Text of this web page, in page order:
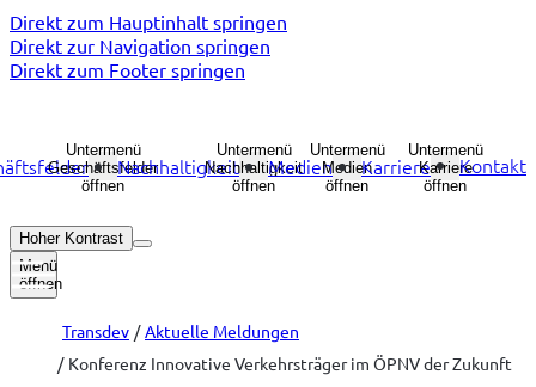
Direkt zum Hauptinhalt springen
Direkt zur Navigation springen
Direkt zum Footer springen
Untermenü
Geschäftsfelder
öffnen
Nachhaltigkeit
Untermenü
Nachhaltigkeit
öffnen
Medien
Untermenü
Medien
öffnen
Karriere
Untermenü
Karriere
öffnen
Kontakt
Hoher Kontrast
Menü
öffnen
Transdev
Aktuelle Meldungen
Konferenz Innovative Verkehrsträger im ÖPNV der Zukunft